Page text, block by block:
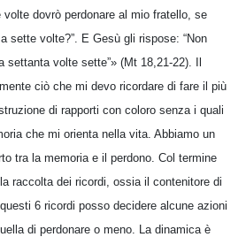
volte dovrò perdonare al mio fratello, se
sette volte?”. E Gesù gli rispose: “Non
settanta volte sette”» (Mt 18,21-22). Il
ciò che mi devo ricordare di fare il più
di rapporti con coloro senza i quali
che mi orienta nella vita. Abbiamo un
tra la memoria e il perdono. Col termine
raccolta dei ricordi, ossia il contenitore di
6 ricordi posso decidere alcune azioni
di perdonare o meno. La dinamica è